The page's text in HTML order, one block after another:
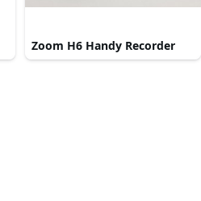
Zoom H6 Handy Recorder